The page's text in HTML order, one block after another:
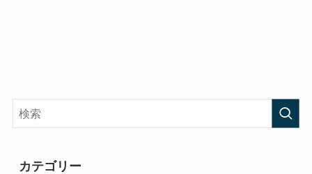
カテゴリー